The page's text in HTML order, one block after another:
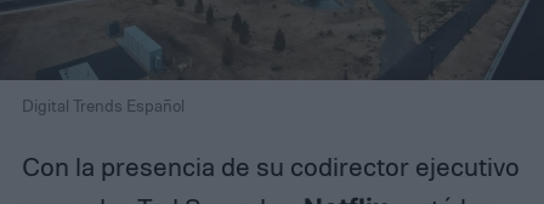
Digital Trends Español
Con la presencia de su codirector ejecutivo